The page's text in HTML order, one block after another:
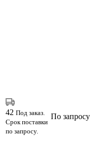
42 Под заказ.
Срок поставки
по запросу.
По запросу